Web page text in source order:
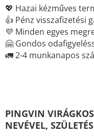
💖 Hazai kézműves
👍 Pénz visszafizetési
💜 Minden egyes
🤗 Gondos
🚛 2-4 munkanapos
PINGVIN
NEVÉVEL,